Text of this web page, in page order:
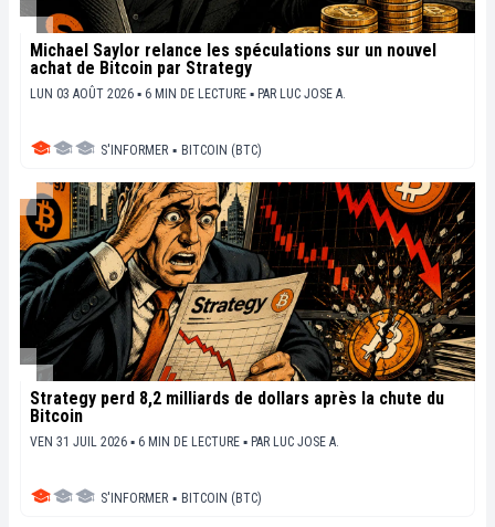
Michael Saylor relance les spéculations sur un nouvel
achat de Bitcoin par Strategy
LUN 03 AOÛT 2026 ▪ 6 MIN DE LECTURE ▪ PAR LUC JOSE A.
S'INFORMER ▪ BITCOIN (BTC)
Strategy perd 8,2 milliards de dollars après la chute du
Bitcoin
VEN 31 JUIL 2026 ▪ 6 MIN DE LECTURE ▪ PAR LUC JOSE A.
S'INFORMER ▪ BITCOIN (BTC)